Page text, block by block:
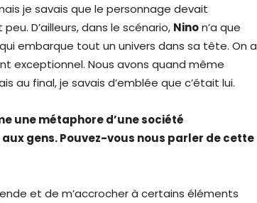
je savais que le personnage devait
D’ailleurs, dans le scénario, Ninon’a que
embarque tout un univers dans sa tête. On a
exceptionnel. Nous avons quand même
au final, je savais d’emblée que c’était lui.
une métaphore d’une société
gens. Pouvez-vous nous parler de cette
et de m’accrocher à certains éléments